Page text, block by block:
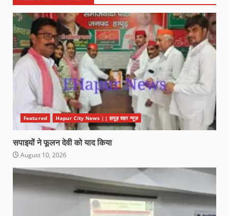
Featured Hapur City News || हापुड़ शहर न्यूज़
सपाइयों ने फूलन देवी को याद किया
August 10, 2026